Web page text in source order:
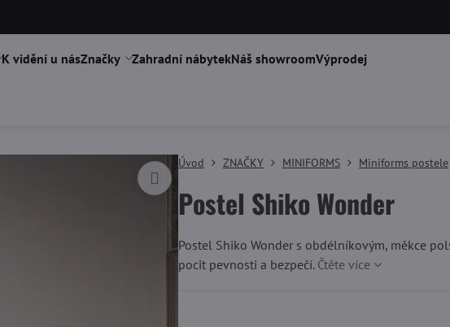
K vidění u násZnačky Zahradní nábytekNáš showroomVýprodej
Úvod ZNAČKY MINIFORMS Miniforms postele
Postel Shiko Wonder
Postel Shiko Wonder s obdélníkovým, měkce
pocit pevnosti a bezpečí. Čtěte více